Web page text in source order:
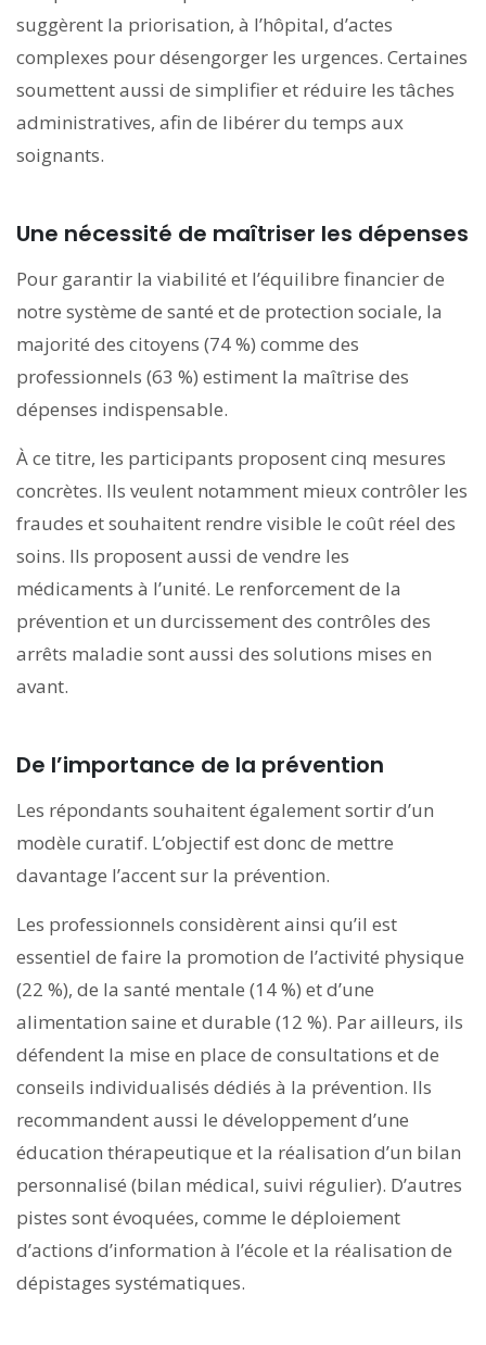
suggèrent la priorisation, à l’hôpital, d’actes
complexes pour désengorger les urgences. Certaines
soumettent aussi de simplifier et réduire les tâches
administratives, afin de libérer du temps aux
soignants.
Une nécessité de maîtriser les dépenses
Pour garantir la viabilité et l’équilibre financier de
notre système de santé et de protection sociale, la
majorité des citoyens (74 %) comme des
professionnels (63 %) estiment la maîtrise des
dépenses indispensable.
À ce titre, les participants proposent cinq mesures
concrètes. Ils veulent notamment mieux contrôler les
fraudes et souhaitent rendre visible le coût réel des
soins. Ils proposent aussi de vendre les
médicaments à l’unité. Le renforcement de la
prévention et un durcissement des contrôles des
arrêts maladie sont aussi des solutions mises en
avant.
De l’importance de la prévention
Les répondants souhaitent également sortir d’un
modèle curatif. L’objectif est donc de mettre
davantage l’accent sur la prévention.
Les professionnels considèrent ainsi qu’il est
essentiel de faire la promotion de l’activité physique
(22 %), de la santé mentale (14 %) et d’une
alimentation saine et durable (12 %). Par ailleurs, ils
défendent la mise en place de consultations et de
conseils individualisés dédiés à la prévention. Ils
recommandent aussi le développement d’une
éducation thérapeutique et la réalisation d’un bilan
personnalisé (bilan médical, suivi régulier). D’autres
pistes sont évoquées, comme le déploiement
d’actions d’information à l’école et la réalisation de
dépistages systématiques.